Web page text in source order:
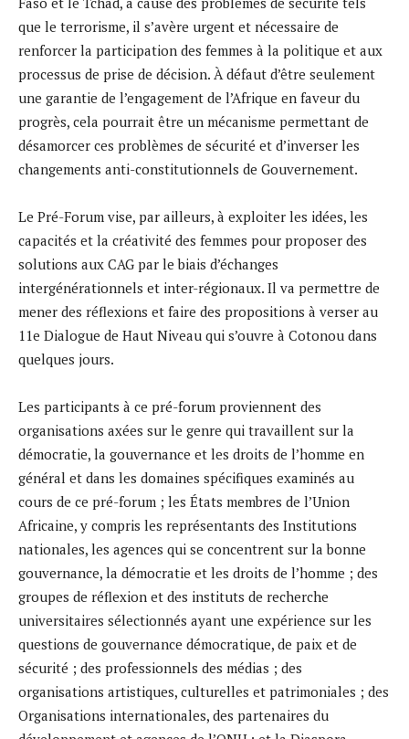
que le terrorisme, il s’avère urgent et nécessaire de
renforcer la participation des femmes à la politique et aux
processus de prise de décision. À défaut d’être seulement
une garantie de l’engagement de l’Afrique en faveur du
progrès, cela pourrait être un mécanisme permettant de
désamorcer ces problèmes de sécurité et d’inverser les
changements anti-constitutionnels de Gouvernement.
Le Pré-Forum vise, par ailleurs, à exploiter les idées, les
capacités et la créativité des femmes pour proposer des
solutions aux CAG par le biais d’échanges
intergénérationnels et inter-régionaux. Il va permettre de
mener des réflexions et faire des propositions à verser au
11e Dialogue de Haut Niveau qui s’ouvre à Cotonou dans
quelques jours.
Les participants à ce pré-forum proviennent des
organisations axées sur le genre qui travaillent sur la
démocratie, la gouvernance et les droits de l’homme en
général et dans les domaines spécifiques examinés au
cours de ce pré-forum ; les États membres de l’Union
Africaine, y compris les représentants des Institutions
nationales, les agences qui se concentrent sur la bonne
gouvernance, la démocratie et les droits de l’homme ; des
groupes de réflexion et des instituts de recherche
universitaires sélectionnés ayant une expérience sur les
questions de gouvernance démocratique, de paix et de
sécurité ; des professionnels des médias ; des
organisations artistiques, culturelles et patrimoniales ; des
Organisations internationales, des partenaires du